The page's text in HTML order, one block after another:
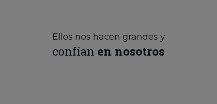
Ellos nos hacen grandes y
confían en nosotros